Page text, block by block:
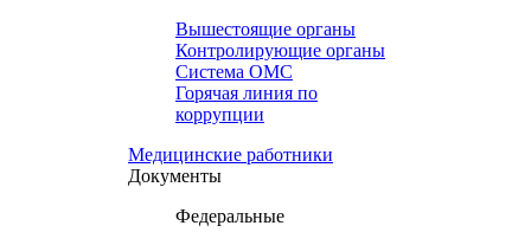
Вышестоящие органы
Контролирующие органы
Система ОМС
Горячая линия по
коррупции
Медицинские работники
Документы
Федеральные